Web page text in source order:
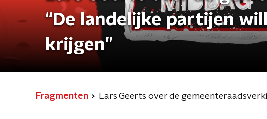
“De landelijke partijen
krijgen”
Fragmenten Lars Geerts over de